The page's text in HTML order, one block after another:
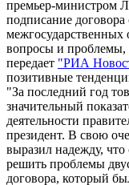
премьер-министром
подписание
вопросы и проблемы,
передает "РИА
позитивные
"За последний год
значительный
деятельности
президент. В свою
выразил надежду,
решить проблемы
договора, который